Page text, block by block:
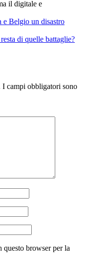
il digitale e
e Belgio un disastro
di quelle battaglie?
I campi obbligatori sono
browser per la